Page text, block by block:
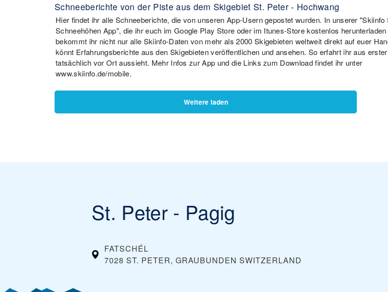
Schneeberichte von der Piste aus dem Skigebiet St. Peter - Hochwang
Hier findet ihr alle Schneeberichte, die von unseren App-Usern gepostet wurden. In unserer "Skiinfo
Schneehöhen App", die ihr euch im Google Play Store oder im Itunes-Store kostenlos
bekommt ihr nicht nur alle Skiinfo-Daten von mehr als 2000 Skigebieten weltweit direkt auf euer
könnt Erfahrungsberichte aus den Skigebieten veröffentlichen und ansehen. So erfahrt ihr aus
tatsächlich vor Ort aussieht. Mehr Infos zur App und die Links zum Download findet ihr unter
www.skiinfo.de/mobile.
Weitere laden
St. Peter - Pagig
FATSCHÉL
7028 ST. PETER, GRAUBUNDEN SWITZERLAND